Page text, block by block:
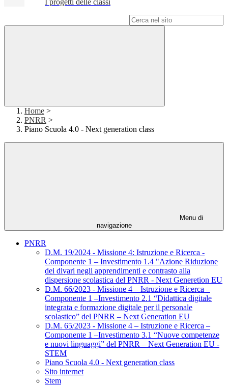
I progetti delle classi
Home >
PNRR >
Piano Scuola 4.0 - Next generation class
Menu di
navigazione
PNRR
D.M. 19/2024 - Missione 4: Istruzione e Ricerca -
Componente 1 – Investimento 1.4 "Azione Riduzione
dei divari negli apprendimenti e contrasto alla
dispersione scolastica del PNRR - Next Generetion EU
D.M. 66/2023 - Missione 4 – Istruzione e Ricerca –
Componente 1 –Investimento 2.1 “Didattica digitale
integrata e formazione digitale per il personale
scolastico” del PNRR – Next Generation EU
D.M. 65/2023 - Missione 4 – Istruzione e Ricerca –
Componente 1 –Investimento 3.1 “Nuove competenze
e nuovi linguaggi” del PNRR – Next Generation EU -
STEM
Piano Scuola 4.0 - Next generation class
Sito internet
Stem